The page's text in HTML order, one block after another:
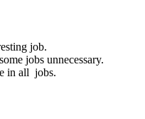
job.
jobs unnecessary.
in all jobs.